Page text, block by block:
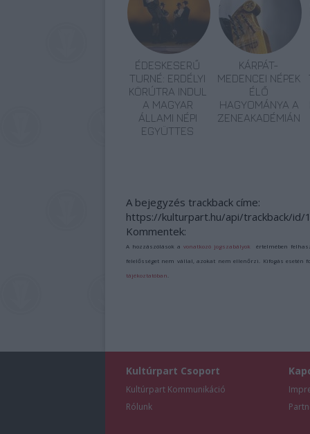
ÉDESKESERŰ
TURNÉ: ERDÉLYI
KÖRÚTRA INDUL
A MAGYAR
ÁLLAMI NÉPI
EGYÜTTES
KÁRPÁT-
MEDENCEI NÉPEK
ÉLŐ
HAGYOMÁNYA A
ZENEAKADÉMIÁN
A bejegyzés trackback címe:
https://kulturpart.hu/api/trackback/id/
Kommentek:
A hozzászólások avonatkozó jogszabályok értelmében
felelősséget nem vállal, azokat nem ellenőrzi. Kifogás esetén
tájékoztatóban
Kultúrpart Csoport
Kultúrpart Kommunikáció
Rólunk